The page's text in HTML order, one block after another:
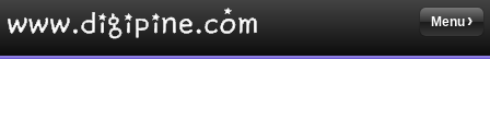
Menu
Sketchbook5, 스케치북5